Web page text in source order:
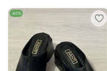
-80%